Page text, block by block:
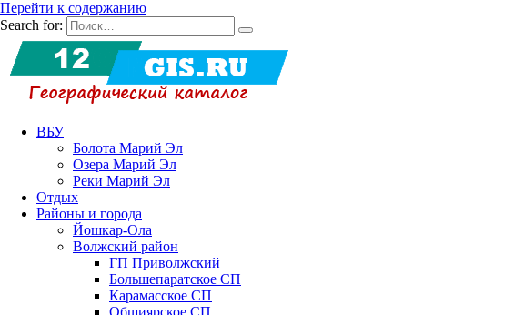
Перейти к содержанию
Search for:
ВБУ
Болота Марий Эл
Озера Марий Эл
Реки Марий Эл
Отдых
Районы и города
Йошкар-Ола
Волжский район
ГП Приволжский
Большепаратское СП
Карамасское СП
Обшиярское СП